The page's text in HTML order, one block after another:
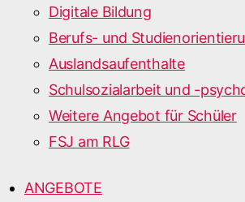
Digitale Bildung
Berufs- und
Auslandsaufenthalte
Schulsozialarbeit und -
Weitere Angebot für Schüler
FSJ am RLG
ANGEBOTE